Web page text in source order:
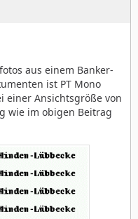
aus einem Banker-
ist PT Mono
einer Ansichtsgröße von
wie im obigen Beitrag